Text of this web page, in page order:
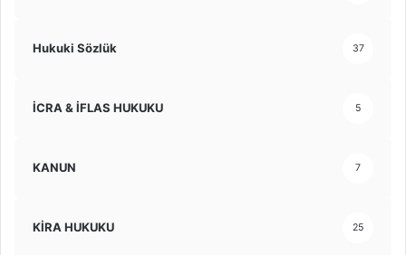
Hukuki Sözlük 37
İCRA & İFLAS HUKUKU 5
KANUN 7
KİRA HUKUKU 25